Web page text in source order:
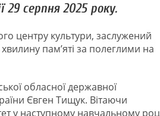
29 серпня 2025 року.
центру культури, заслужений
пам’яті за полеглими на
обласної державної
Євген Тищук. Вітаючи
у наступному навчальному